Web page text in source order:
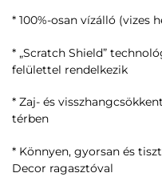
* 100%-osan vízálló (vizes
* „Scratch Shield”
felülettel rendelkezik
* Zaj- és
térben
* Könnyen, gyorsan és
Decor ragasztóval